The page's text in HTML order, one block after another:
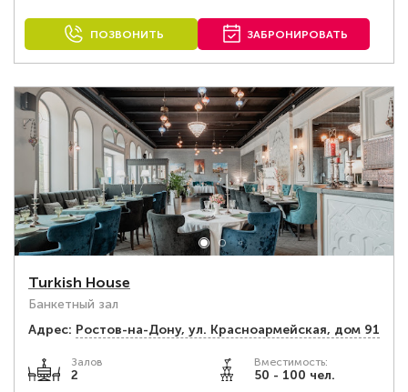
ПОЗВОНИТЬ ЗАБРОНИРОВАТЬ
Turkish House
Банкетный зал
Адрес: Ростов-на-Дону, ул. Красноармейская, дом 91
Залов
2
Вместимость:
50 - 100 чел.